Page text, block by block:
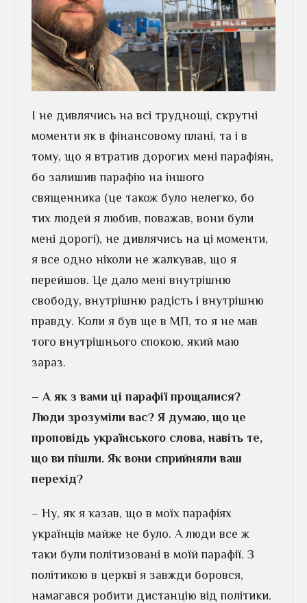
І не дивлячись на всі труднощі, скрутні
моменти як в фінансовому плані, та і в
тому, що я втратив дорогих мені парафіян,
бо залишив парафію на іншого
священника (це також було нелегко, бо
тих людей я любив, поважав, вони були
мені дорогі), не дивлячись на ці моменти,
я все одно ніколи не жалкував, що я
перейшов. Це дало мені внутрішню
свободу, внутрішню радість і внутрішню
правду. Коли я був ще в МП, то я не мав
того внутрішнього спокою, який маю
зараз.
– А як з вами ці парафії прощалися?
Люди зрозуміли вас? Я думаю, що це
проповідь українського слова, навіть те,
що ви пішли. Як вони сприйняли ваш
перехід?
– Ну, як я казав, що в моїх парафіях
українців майже не було. А люди все ж
таки були політизовані в моїй парафії. З
політикою в церкві я завжди боровся,
намагався робити дистанцію від політики.